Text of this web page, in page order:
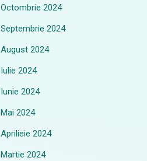
Octombrie 2024
Septembrie 2024
August 2024
Iulie 2024
Iunie 2024
Mai 2024
Aprilieie 2024
Martie 2024